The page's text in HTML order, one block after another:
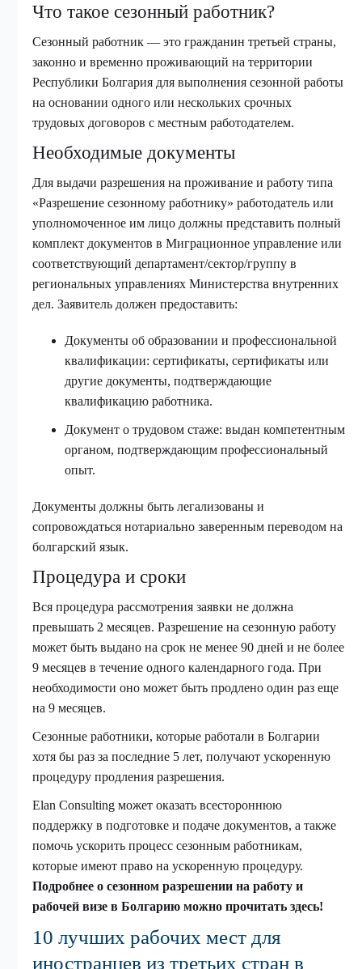
Что такое сезонный работник?
Сезонный работник — это гражданин третьей страны,
законно и временно проживающий на территории
Республики Болгария для выполнения сезонной работы
на основании одного или нескольких срочных
трудовых договоров с местным работодателем.
Необходимые документы
Для выдачи разрешения на проживание и работу типа
«Разрешение сезонному работнику» работодатель или
уполномоченное им лицо должны представить полный
комплект документов в Миграционное управление или
соответствующий департамент/сектор/группу в
региональных управлениях Министерства внутренних
дел. Заявитель должен предоставить:
Документы об образовании и профессиональной
квалификации: сертификаты, сертификаты или
другие документы, подтверждающие
квалификацию работника.
Документ о трудовом стаже: выдан компетентным
органом, подтверждающим профессиональный
опыт.
Документы должны быть легализованы и
сопровождаться нотариально заверенным переводом на
болгарский язык.
Процедура и сроки
Вся процедура рассмотрения заявки не должна
превышать 2 месяцев. Разрешение на сезонную работу
может быть выдано на срок не менее 90 дней и не более
9 месяцев в течение одного календарного года. При
необходимости оно может быть продлено один раз еще
на 9 месяцев.
Сезонные работники, которые работали в Болгарии
хотя бы раз за последние 5 лет, получают ускоренную
процедуру продления разрешения.
Elan Consulting может оказать всестороннюю
поддержку в подготовке и подаче документов, а также
помочь ускорить процесс сезонным работникам,
которые имеют право на ускоренную процедуру.
Подробнее о сезонном разрешении на работу и
рабочей визе в Болгарию можно прочитать здесь!
10 лучших рабочих мест для
иностранцев из третьих стран в